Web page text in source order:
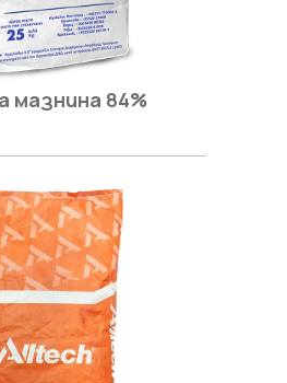
мазнина 84%